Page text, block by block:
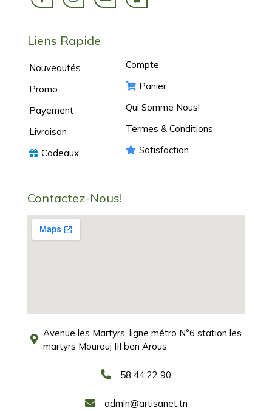
Liens Rapide
Nouveautés
Promo
Payement
Livraison
Cadeaux
Compte
Panier
Qui Somme Nous!
Termes & Conditions
Satisfaction
Contactez-Nous!
Avenue les Martyrs, ligne métro N°6 station les
martyrs Mourouj III ben Arous
58 44 22 90
admin@artisanet.tn